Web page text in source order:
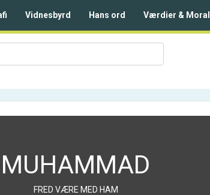
Vidnesbyrd Hans ord Værdier & Moral
MUHAMMAD
FRED VÆRE MED HAM